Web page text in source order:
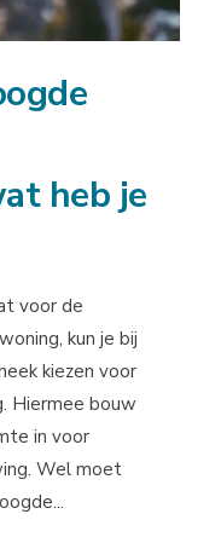
heb je
voor de
kun je bij
kiezen voor
Hiermee bouw
in voor
Wel moet